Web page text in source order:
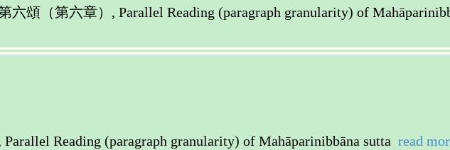
頌（第六章）, Parallel Reading (paragraph granularity) of
Reading (paragraph granularity) of Mahāparinibbāna sutta read